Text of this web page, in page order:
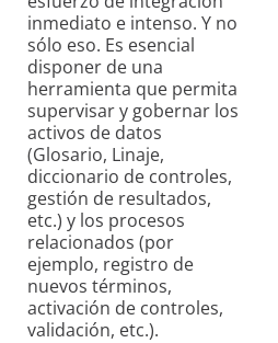
inmediato e intenso. Y no
sólo eso. Es esencial
disponer de una
herramienta que permita
supervisar y gobernar los
activos de datos
(Glosario, Linaje,
diccionario de controles,
gestión de resultados,
etc.) y los procesos
relacionados (por
ejemplo, registro de
nuevos términos,
activación de controles,
validación, etc.).